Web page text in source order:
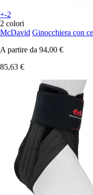
+-2
2 colori
McDavid Ginocchiera con
A partire da 94,00 €
85,63 €